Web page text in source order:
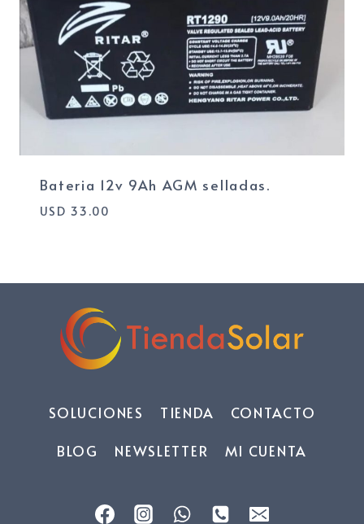
Bateria 12v 9Ah AGM selladas.
USD 33.00
SOLUCIONES TIENDA
CONTACTO
BLOG
NEWSLETTER MI CUENTA